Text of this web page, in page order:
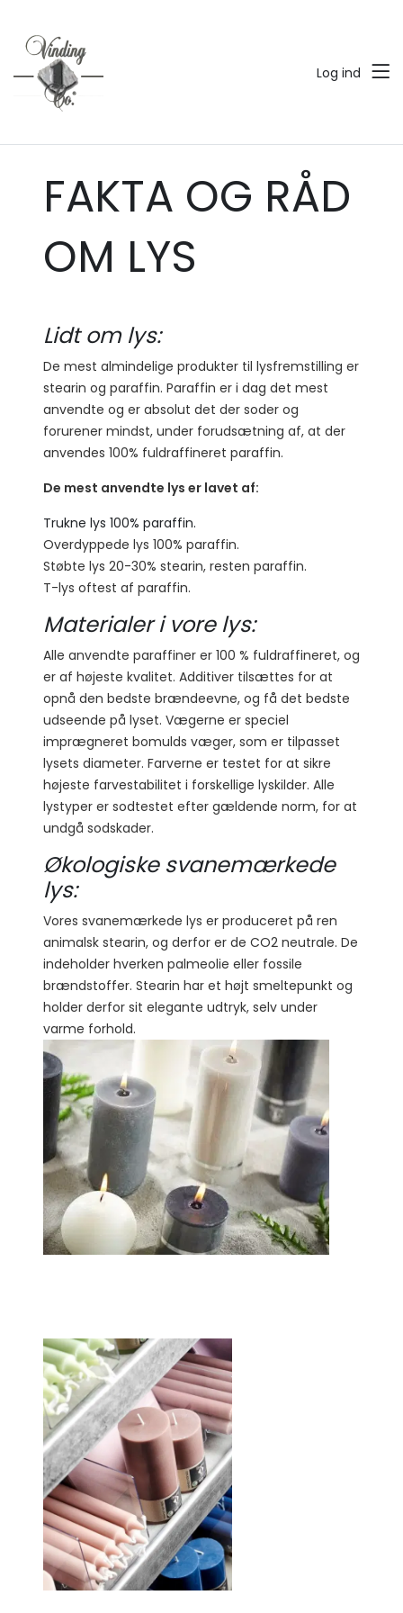
Log ind
FAKTA OG RÅD
OM LYS
Lidt om lys:
De mest almindelige produkter til lysfremstilling er
stearin og paraffin. Paraffin er i dag det mest
anvendte og er absolut det der soder og
forurener mindst, under forudsætning af, at der
anvendes 100% fuldraffineret paraffin.
De mest anvendte lys er lavet af:
Trukne lys 100% paraffin.
Overdyppede lys 100% paraffin.
Støbte lys 20-30% stearin, resten paraffin.
T-lys oftest af paraffin.
Materialer i vore lys:
Alle anvendte paraffiner er 100 % fuldraffineret, og
er af højeste kvalitet. Additiver tilsættes for at
opnå den bedste brændeevne, og få det bedste
udseende på lyset. Vægerne er speciel
imprægneret bomulds væger, som er tilpasset
lysets diameter. Farverne er testet for at sikre
højeste farvestabilitet i forskellige lyskilder. Alle
lystyper er sodtestet efter gældende norm, for at
undgå sodskader.
Økologiske svanemærkede
lys:
Vores svanemærkede lys er produceret på ren
animalsk stearin, og derfor er de CO2 neutrale. De
indeholder hverken palmeolie eller fossile
brændstoffer. Stearin har et højt smeltepunkt og
holder derfor sit elegante udtryk, selv under
varme forhold.